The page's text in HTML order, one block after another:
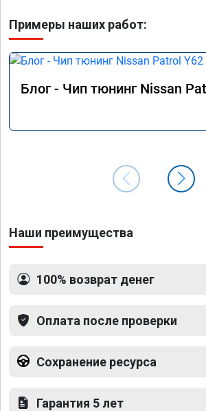
Примеры наших работ:
Блог - Чип тюнинг Nissan
Наши преимущества
100% возврат денег
Оплата после проверки
Сохранение ресурса
Гарантия 5 лет